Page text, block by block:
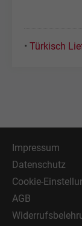
• Türkisch
Impressum
Datenschutz
Cookie-
AGB